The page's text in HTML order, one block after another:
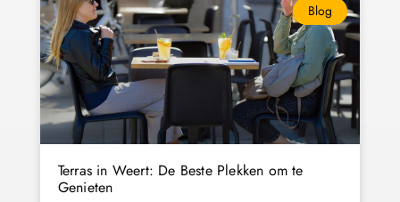
Blog
Terras in Weert: De Beste Plekken om te
Genieten